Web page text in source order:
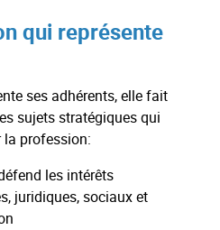
qui représente
ses adhérents, elle fait
sujets stratégiques qui
la profession:
les intérêts
juridiques, sociaux et